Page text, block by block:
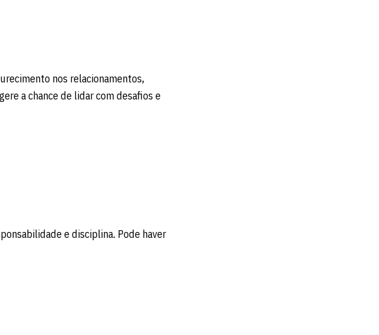
nos relacionamentos,
a chance de lidar com desafios e
e disciplina. Pode haver